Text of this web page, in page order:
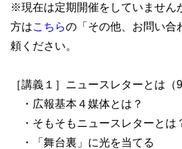
※現在は定期開催をしていません
方はこちらの「その他、お問い合
頼ください。
［講義１］ニュースレターとは（
・広報基本４媒体とは？
・そもそもニュースレターとは
・「舞台裏」に光を当てる